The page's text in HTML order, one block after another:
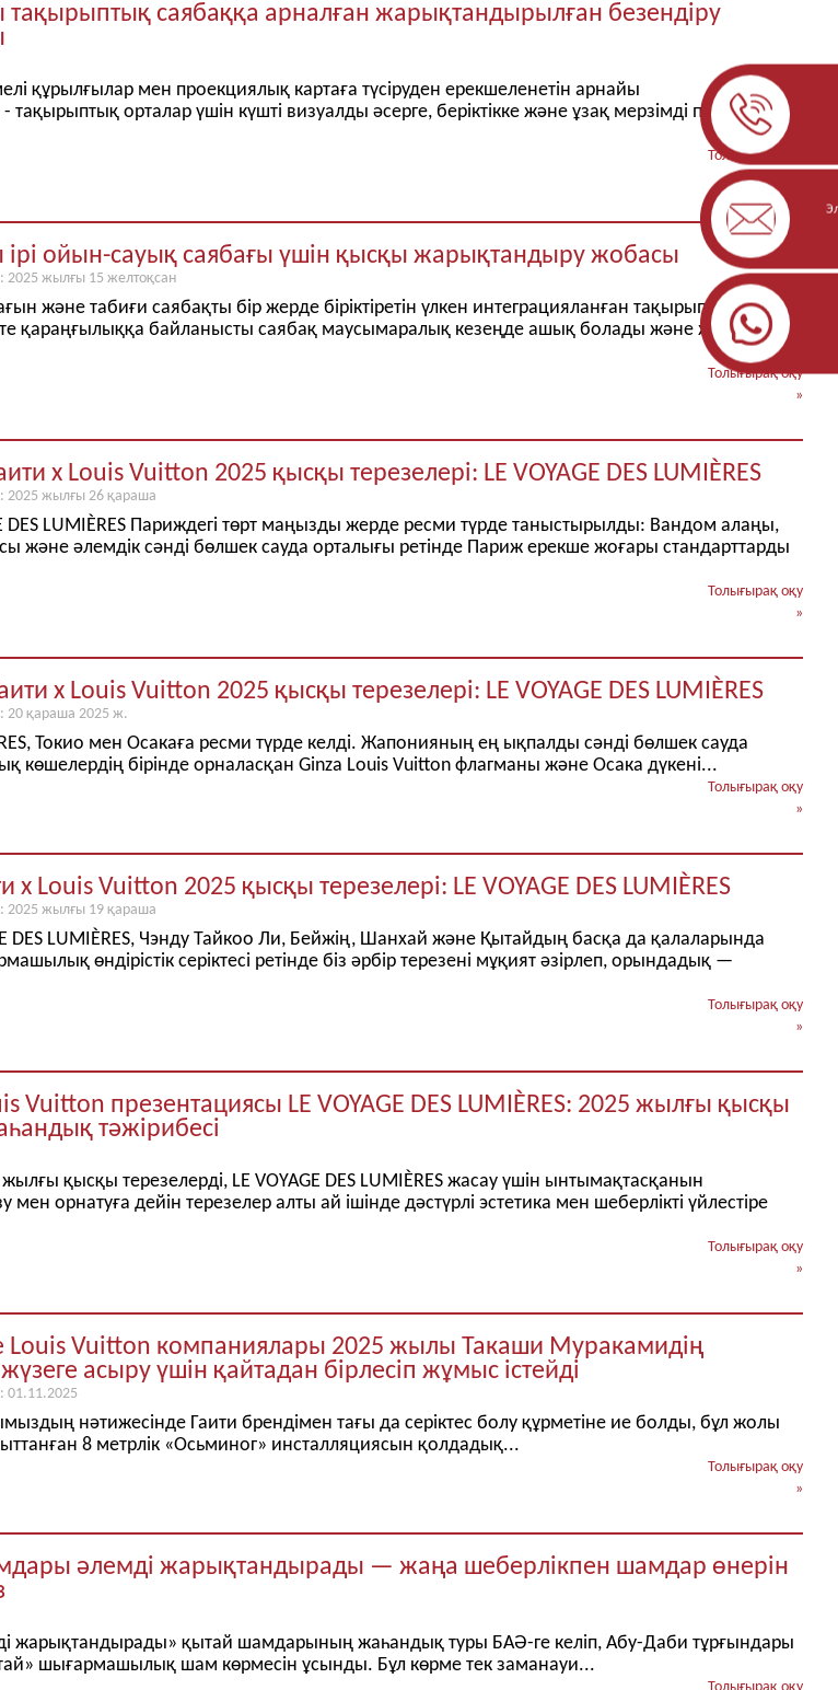
тақырыптық саябаққа арналған жарықтандырылған безендіру
құрылғылар мен проекциялық картаға түсіруден ерекшеленетін арнайы
орталар үшін күшті визуалды әсерге, беріктікке және ұзақ мерзімді пайдалануға
Толығырақ оқу
ірі ойын-сауық саябағы үшін қысқы жарықтандыру жобасы
2025 жылғы 15 желтоқсан
және табиғи саябақты бір жерде біріктіретін үлкен интеграцияланған тақырыптық
қараңғылыққа байланысты саябақ маусымаралық кезеңде ашық болады және жақсарту
Толығырақ оқу
»
x Louis Vuitton 2025 қысқы терезелері: LE VOYAGE DES LUMIÈRES
2025 жылғы 26 қараша
LUMIÈRES Париждегі төрт маңызды жерде ресми түрде таныстырылды: Вандом алаңы,
және әлемдік сәнді бөлшек сауда орталығы ретінде Париж ерекше жоғары стандарттарды
Толығырақ оқу
»
x Louis Vuitton 2025 қысқы терезелері: LE VOYAGE DES LUMIÈRES
20 қараша 2025 ж.
Токио мен Осакаға ресми түрде келді. Жапонияның ең ықпалды сәнді бөлшек сауда
көшелердің бірінде орналасқан Ginza Louis Vuitton флагманы және Осака дүкені...
Толығырақ оқу
»
x Louis Vuitton 2025 қысқы терезелері: LE VOYAGE DES LUMIÈRES
2025 жылғы 19 қараша
LUMIÈRES, Чэнду Тайкоо Ли, Бейжің, Шанхай және Қытайдың басқа да қалаларында
өндірістік серіктесі ретінде біз әрбір терезені мұқият әзірлеп, орындадық —
Толығырақ оқу
»
Vuitton презентациясы LE VOYAGE DES LUMIÈRES: 2025 жылғы қысқы
тәжірибесі
қысқы терезелерді, LE VOYAGE DES LUMIÈRES жасау үшін ынтымақтасқанын
орнатуға дейін терезелер алты ай ішінде дәстүрлі эстетика мен шеберлікті үйлестіре
Толығырақ оқу
»
Louis Vuitton компаниялары 2025 жылы Такаши Муракамидің
асыру үшін қайтадан бірлесіп жұмыс істейді
01.11.2025
нәтижесінде Гаити брендімен тағы да серіктес болу құрметіне ие болды, бұл жолы
8 метрлік «Осьминог» инсталляциясын қолдадық...
Толығырақ оқу
»
әлемді жарықтандырады — жаңа шеберлікпен шамдар өнерін
жарықтандырады» қытай шамдарының жаһандық туры БАӘ-ге келіп, Абу-Даби тұрғындары
шығармашылық шам көрмесін ұсынды. Бұл көрме тек заманауи...